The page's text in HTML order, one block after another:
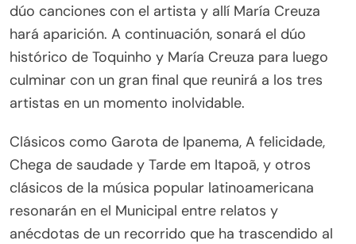
dúo canciones con el artista y allí María Creuza
hará aparición. A continuación, sonará el dúo
histórico de Toquinho y María Creuza para luego
culminar con un gran final que reunirá a los tres
artistas en un momento inolvidable.
Clásicos como Garota de Ipanema, A felicidade,
Chega de saudade y Tarde em Itapoã, y otros
clásicos de la música popular latinoamericana
resonarán en el Municipal entre relatos y
anécdotas de un recorrido que ha trascendido al